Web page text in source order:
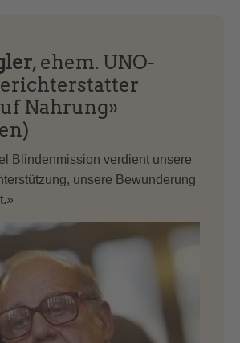
, ehem. UNO-
Nahrung»
Blindenmission verdient unsere
unsere Bewunderung